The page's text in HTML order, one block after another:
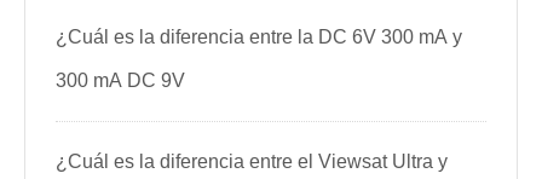
¿Cuál es la diferencia entre la DC 6V 300 mA y
300 mA DC 9V
¿Cuál es la diferencia entre el Viewsat Ultra y